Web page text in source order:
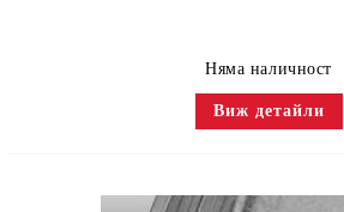
Няма наличност
Виж детайли